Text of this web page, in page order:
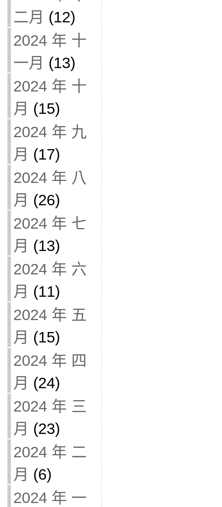
二月 (12)
2024 年 十
一月 (13)
2024 年 十
月 (15)
2024 年 九
月 (17)
2024 年 八
月 (26)
2024 年 七
月 (13)
2024 年 六
月 (11)
2024 年 五
月 (15)
2024 年 四
月 (24)
2024 年 三
月 (23)
2024 年 二
月 (6)
2024 年 一